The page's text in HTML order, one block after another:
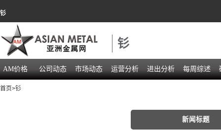
钐
钐
AM价格 公司动态 市场动态 运营分析 进出分析 每周综述
首页>钐
新闻标题